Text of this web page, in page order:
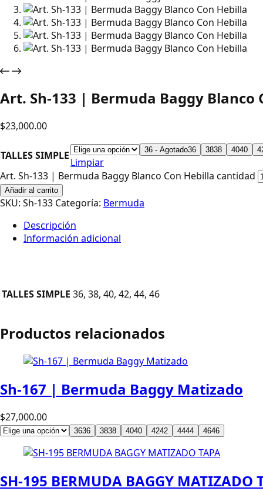
Art. Sh-133 | Bermuda Baggy Blanco
$23,000.00
TALLES SIMPLE 36 - Agotado36 3838 4040
Limpiar
Art. Sh-133 | Bermuda Baggy Blanco Con Hebilla cantidad
Añadir al carrito
SKU: Sh-133 Categoría: Bermuda
Descripción
Información adicional
TALLES SIMPLE 36, 38, 40, 42, 44, 46
Productos relacionados
Sh-167 | Bermuda Baggy Matizado
$27,000.00
3636 3838 4040 4242 4444 4646
SH-195 BERMUDA BAGGY MATIZADO